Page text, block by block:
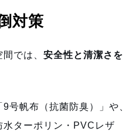
対策
間では、安全性と清潔さを
号帆布（抗菌防臭）」や、
ターポリン・PVCレザ